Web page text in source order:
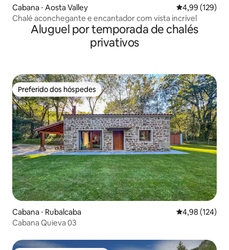
Cabana ⋅ Aosta Valley 4,99 de uma
4,99 (129)
Chalé aconchegante e encantador com vista incrível
Aluguel por temporada de chalés
privativos
Preferido dos hóspedes
Preferido dos hóspedes
Cabana ⋅ Rubalcaba 4,98 de uma
4,98 (124)
Cabana Quieva 03